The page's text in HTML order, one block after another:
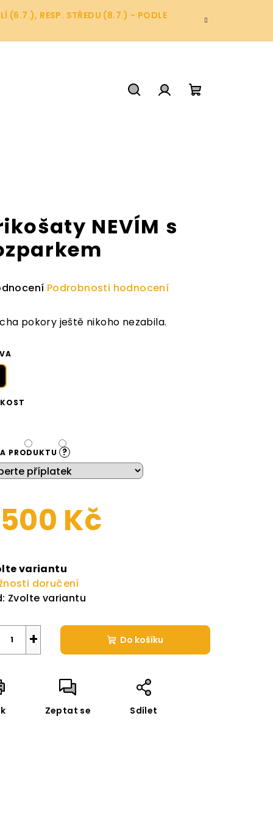
(6.7.), RESP. STŘEDU (8.7.) - PODLE
NEVÍM s
Podrobnosti hodnocení
pokory ještě nikoho nezabila.
PRODUKTU ?
Kč
variantu
doručení
Zvolte variantu
+ Do košíku
Zeptat se Sdílet